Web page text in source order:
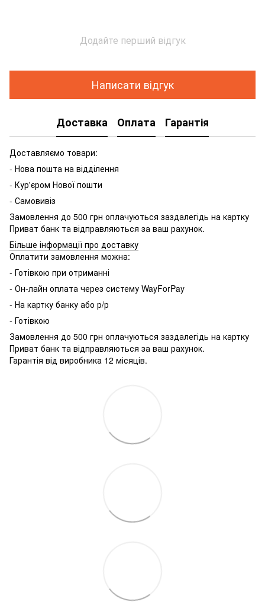
Додайте перший відгук
Написати відгук
Доставка Оплата Гарантія
Доставляємо товари:
- Нова пошта на відділення
- Кур'єром Нової пошти
- Самовивіз
Замовлення до 500 грн оплачуються заздалегідь на картку
Приват банк та відправляються за ваш рахунок.
Більше інформації про доставку
Оплатити замовлення можна:
- Готівкою при отриманні
- Он-лайн оплата через систему WayForPay
- На картку банку або р/р
- Готівкою
Замовлення до 500 грн оплачуються заздалегідь на картку
Приват банк та відправляються за ваш рахунок.
Гарантія від виробника 12 місяців.